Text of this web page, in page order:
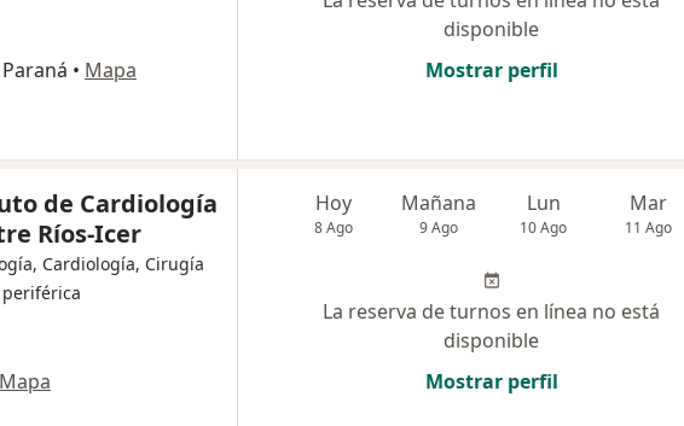
Paraná • Mapa
disponible
Mostrar perfil
de Cardiología
Ríos-Icer
Cardiología, Cirugía
Mapa
Hoy
8 Ago
Mañana
9 Ago
Lun
10 Ago
Mar
11 Ago
La reserva de turnos en línea no está
disponible
Mostrar perfil